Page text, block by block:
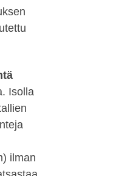
Isolla
ilman